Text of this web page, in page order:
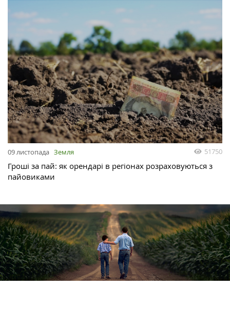
09 листопада Земля 51750
Гроші за пай: як орендарі в регіонах розраховуються з
пайовиками